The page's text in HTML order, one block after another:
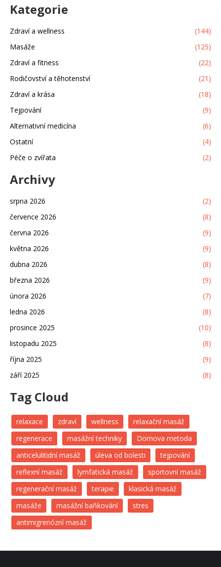
Kategorie
Zdraví a wellness
(144)
Masáže
(125)
Zdraví a fitness
(22)
Rodičovství a těhotenství
(21)
Zdraví a krása
(18)
Tejpování
(9)
Alternativní medicína
(6)
Ostatní
(4)
Péče o zvířata
(2)
Archivy
srpna 2026
(2)
července 2026
(8)
června 2026
(9)
května 2026
(9)
dubna 2026
(8)
března 2026
(9)
února 2026
(7)
ledna 2026
(8)
prosince 2025
(10)
listopadu 2025
(8)
října 2025
(9)
září 2025
(8)
Tag Cloud
relaxace zdraví wellness
relaxační masáž
regenerace
masážní techniky
Dornova metoda
anticelulitidní masáž
úleva od bolesti
tejpování
reflexní masáž
lymfatická masáž
sportovní masáž
regenerační masáž
terapie
klasická masáž
masáže
masážní baňkování
stres
antimigrenózní masáž